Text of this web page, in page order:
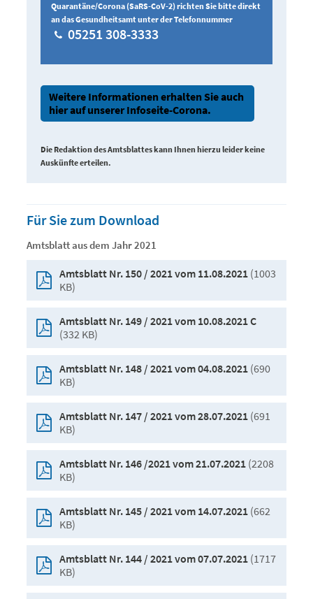
Quarantäne/Corona (SaRS-CoV-2) richten Sie bitte direkt
an das Gesundheitsamt unter der Telefonnummer
05251 308-3333
Weitere Informationen erhalten Sie auch
hier auf unserer Infoseite-Corona.
Die Redaktion des Amtsblattes kann Ihnen hierzu leider keine
Auskünfte erteilen.
Für Sie zum Download
Amtsblatt aus dem Jahr 2021
Amtsblatt Nr. 150 / 2021 vom 11.08.2021(1003
KB)
Amtsblatt Nr. 149 / 2021 vom 10.08.2021 C
(332 KB)
Amtsblatt Nr. 148 / 2021 vom 04.08.2021(690
KB)
Amtsblatt Nr. 147 / 2021 vom 28.07.2021(691
KB)
Amtsblatt Nr. 146 /2021 vom 21.07.2021 (2208
KB)
Amtsblatt Nr. 145 / 2021 vom 14.07.2021(662
KB)
Amtsblatt Nr. 144 / 2021 vom 07.07.2021(1717
KB)